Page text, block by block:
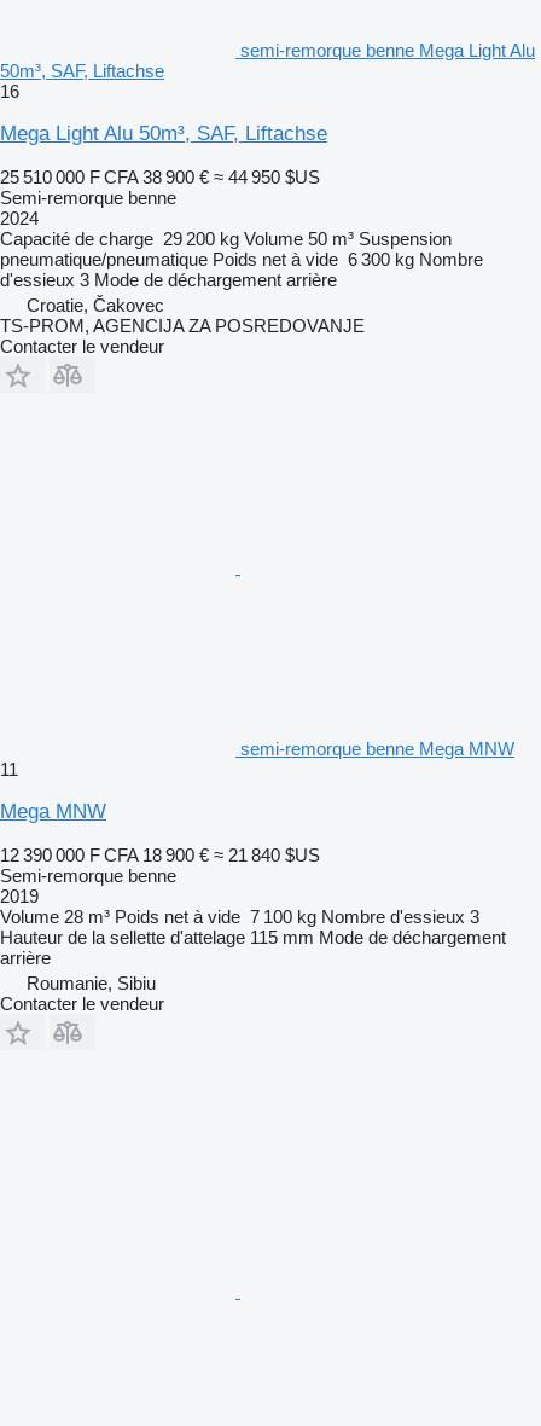
semi-remorque benne Mega Light Alu
50m³, SAF, Liftachse
16
Mega Light Alu 50m³, SAF, Liftachse
25 510 000 F CFA 38 900 € ≈ 44 950 $US
Semi-remorque benne
2024
Capacité de charge 29 200 kg Volume 50 m³ Suspension
pneumatique/pneumatique Poids net à vide 6 300 kg Nombre
d'essieux 3 Mode de déchargement arrière
Croatie, Čakovec
TS-PROM, AGENCIJA ZA POSREDOVANJE
Contacter le vendeur
semi-remorque benne Mega MNW
11
Mega MNW
12 390 000 F CFA 18 900 € ≈ 21 840 $US
Semi-remorque benne
2019
Volume 28 m³ Poids net à vide 7 100 kg Nombre d'essieux 3
Hauteur de la sellette d'attelage 115 mm Mode de déchargement
arrière
Roumanie, Sibiu
Contacter le vendeur